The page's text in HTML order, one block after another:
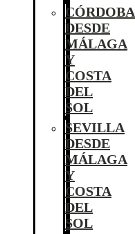
CÓRDOBA
DESDE
MÁLAGA
Y
COSTA
DEL
SOL
SEVILLA
DESDE
MÁLAGA
Y
COSTA
DEL
SOL